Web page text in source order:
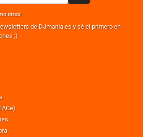
otros!
de DJmania.es y sé el primero en
;)